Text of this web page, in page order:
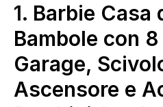
1. Barbie Casa
Bambole con
Garage,
Ascensore e